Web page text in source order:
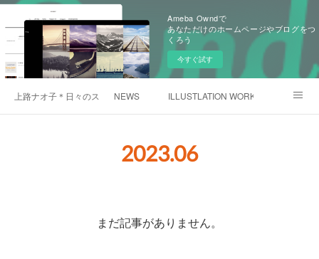
Ameba Owndで
あなただけのホームページやブログをつ
くろう
今すぐ試す
上路ナオ子＊日々のスケッチNEWS ILLUSTLATION WORKS
2023.06
まだ記事がありません。